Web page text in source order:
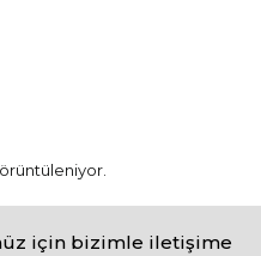
için bizimle iletişime